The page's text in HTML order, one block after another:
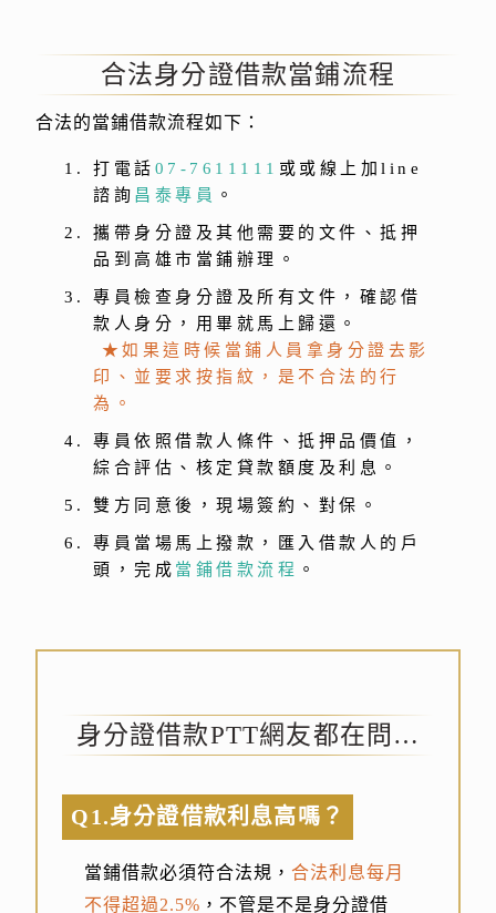
合法身分證借款當鋪流程
合法的當鋪借款流程如下：
打電話 07-7611111 或或線上加line
諮詢 昌泰專員 。
攜帶身分證及其他需要的文件、抵押
品到高雄市當鋪辦理。
專員檢查身分證及所有文件，確認借
款人身分，用畢就馬上歸還。
★如果這時候當鋪人員拿身分證去影
印、並要求按指紋，是不合法的行
為。
專員依照借款人條件、抵押品價值，
綜合評估、核定貸款額度及利息。
雙方同意後，現場簽約、對保。
專員當場馬上撥款，匯入借款人的戶
頭，完成 當鋪借款流程 。
身分證借款PTT網友都在問…
Q1.身分證借款利息高嗎？
當鋪借款必須符合法規，合法利息每月
不得超過2.5% ，不管是不是身分證借